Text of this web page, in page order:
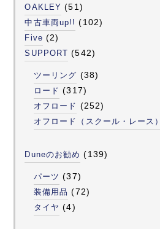
OAKLEY (51)
中古車両up!! (102)
Five (2)
SUPPORT (542)
ツーリング (38)
ロード (317)
オフロード (252)
オフロード（スクール・レース）
Duneのお勧め (139)
パーツ (37)
装備用品 (72)
タイヤ (4)